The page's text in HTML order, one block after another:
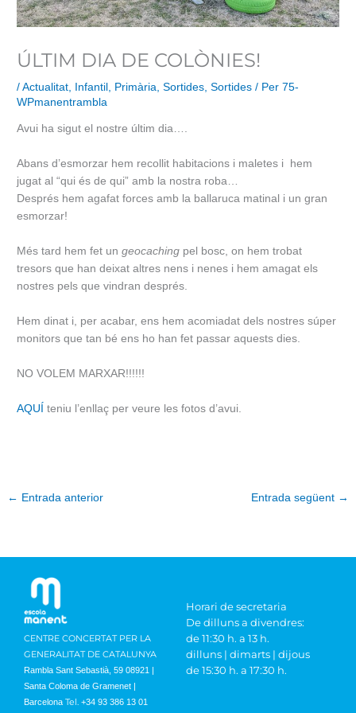
ÚLTIM DIA DE COLÒNIES!
/Actualitat Infantil Primària ,Sortides ,Sortides / Per 75-
WPmanentrambla
Avui ha sigut el nostre últim dia….
Abans d’esmorzar hem recollit habitacions i maletes i hem
jugat al “qui és de qui” amb la nostra roba…
Després hem agafat forces amb la ballaruca matinal i un gran
esmorzar!
Més tard hem fet ungeocaching pel bosc, on hem trobat
tresors que han deixat altres nens i nenes i hem amagat els
nostres pels que vindran després.
Hem dinat i, per acabar, ens hem acomiadat dels nostres súper
monitors que tan bé ens ho han fet passar aquests dies.
NO VOLEM MARXAR!!!!!!
AQUÍteniu l’enllaç per veure les fotos d’avui.
← Entrada anterior Entrada següent →
CENTRE CONCERTAT PER LA
GENERALITAT DE CATALUNYA
Rambla Sant Sebastià, 59 08921 |
Santa Coloma de Gramenet |
Barcelona Tel. +34 93 386 13 01
Horari de secretaria
De dilluns a divendres:
de 11:30 h. a 13 h.
dilluns | dimarts | dijous
de 15:30 h. a 17:30 h.